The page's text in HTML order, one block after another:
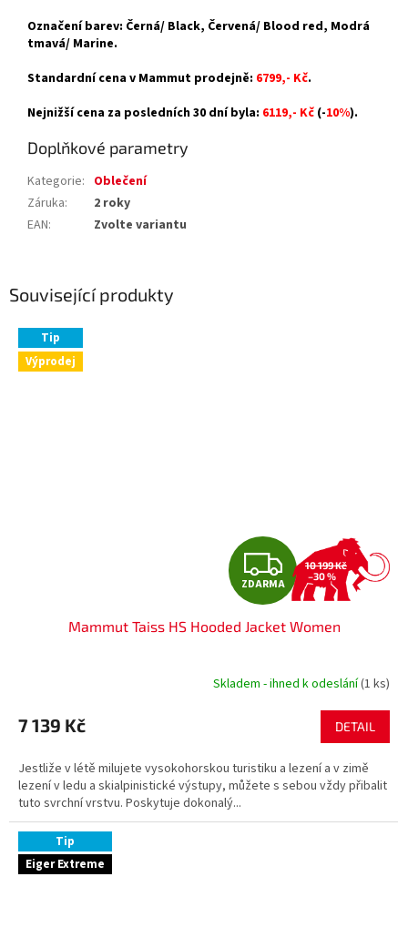
Související produkty
Tip
Výprodej
Z
D
A
R
A
ZDARMA
10 199 Kč
–30 %
Mammut Taiss HS Hooded Jacket Women
Skladem - ihned k odeslání(1 ks)
7 139 Kč DETAIL
Jestliže v létě milujete vysokohorskou turistiku a lezení a v zimě
lezení v ledu a skialpinistické výstupy, můžete s sebou vždy přibalit
tuto svrchní vrstvu. Poskytuje dokonalý...
Tip
Eiger Extreme
Označení barev: Černá/ Black, Červená/ Blood red, Modrá
tmavá/ Marine.
Standardní cena v Mammut prodejně: 6799,- Kč.
Nejnižší cena za posledních 30 dní byla: 6119,- Kč (-10%).
Doplňkové parametry
Kategorie: Oblečení
Záruka:
2 roky
EAN: Zvolte variantu